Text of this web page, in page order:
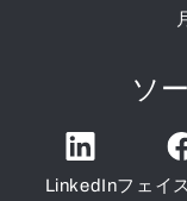
ソ
LinkedInフェイ